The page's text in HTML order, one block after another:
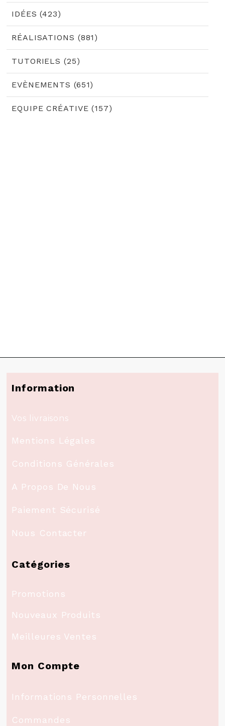
IDÉES (423)
RÉALISATIONS (881)
TUTORIELS (25)
EVÈNEMENTS (651)
EQUIPE CRÉATIVE (157)
Information
Vos livraisons
Mentions Légales
Conditions Générales
A Propos De Nous
Paiement Sécurisé
Nous Contacter
Catégories
Promotions
Nouveaux Produits
Meilleures Ventes
Mon Compte
Informations Personnelles
Commandes